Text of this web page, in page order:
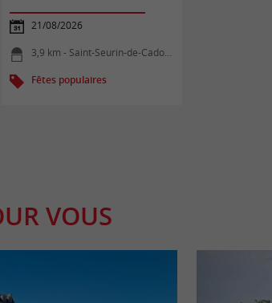
21/08/2026
3,9 km - Saint-Seurin-de-Cadourne
Fêtes populaires
VOUS